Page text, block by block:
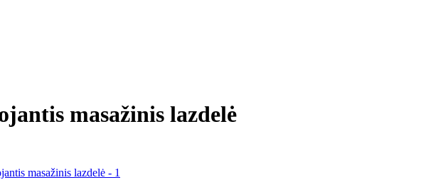
masažinis lazdelė